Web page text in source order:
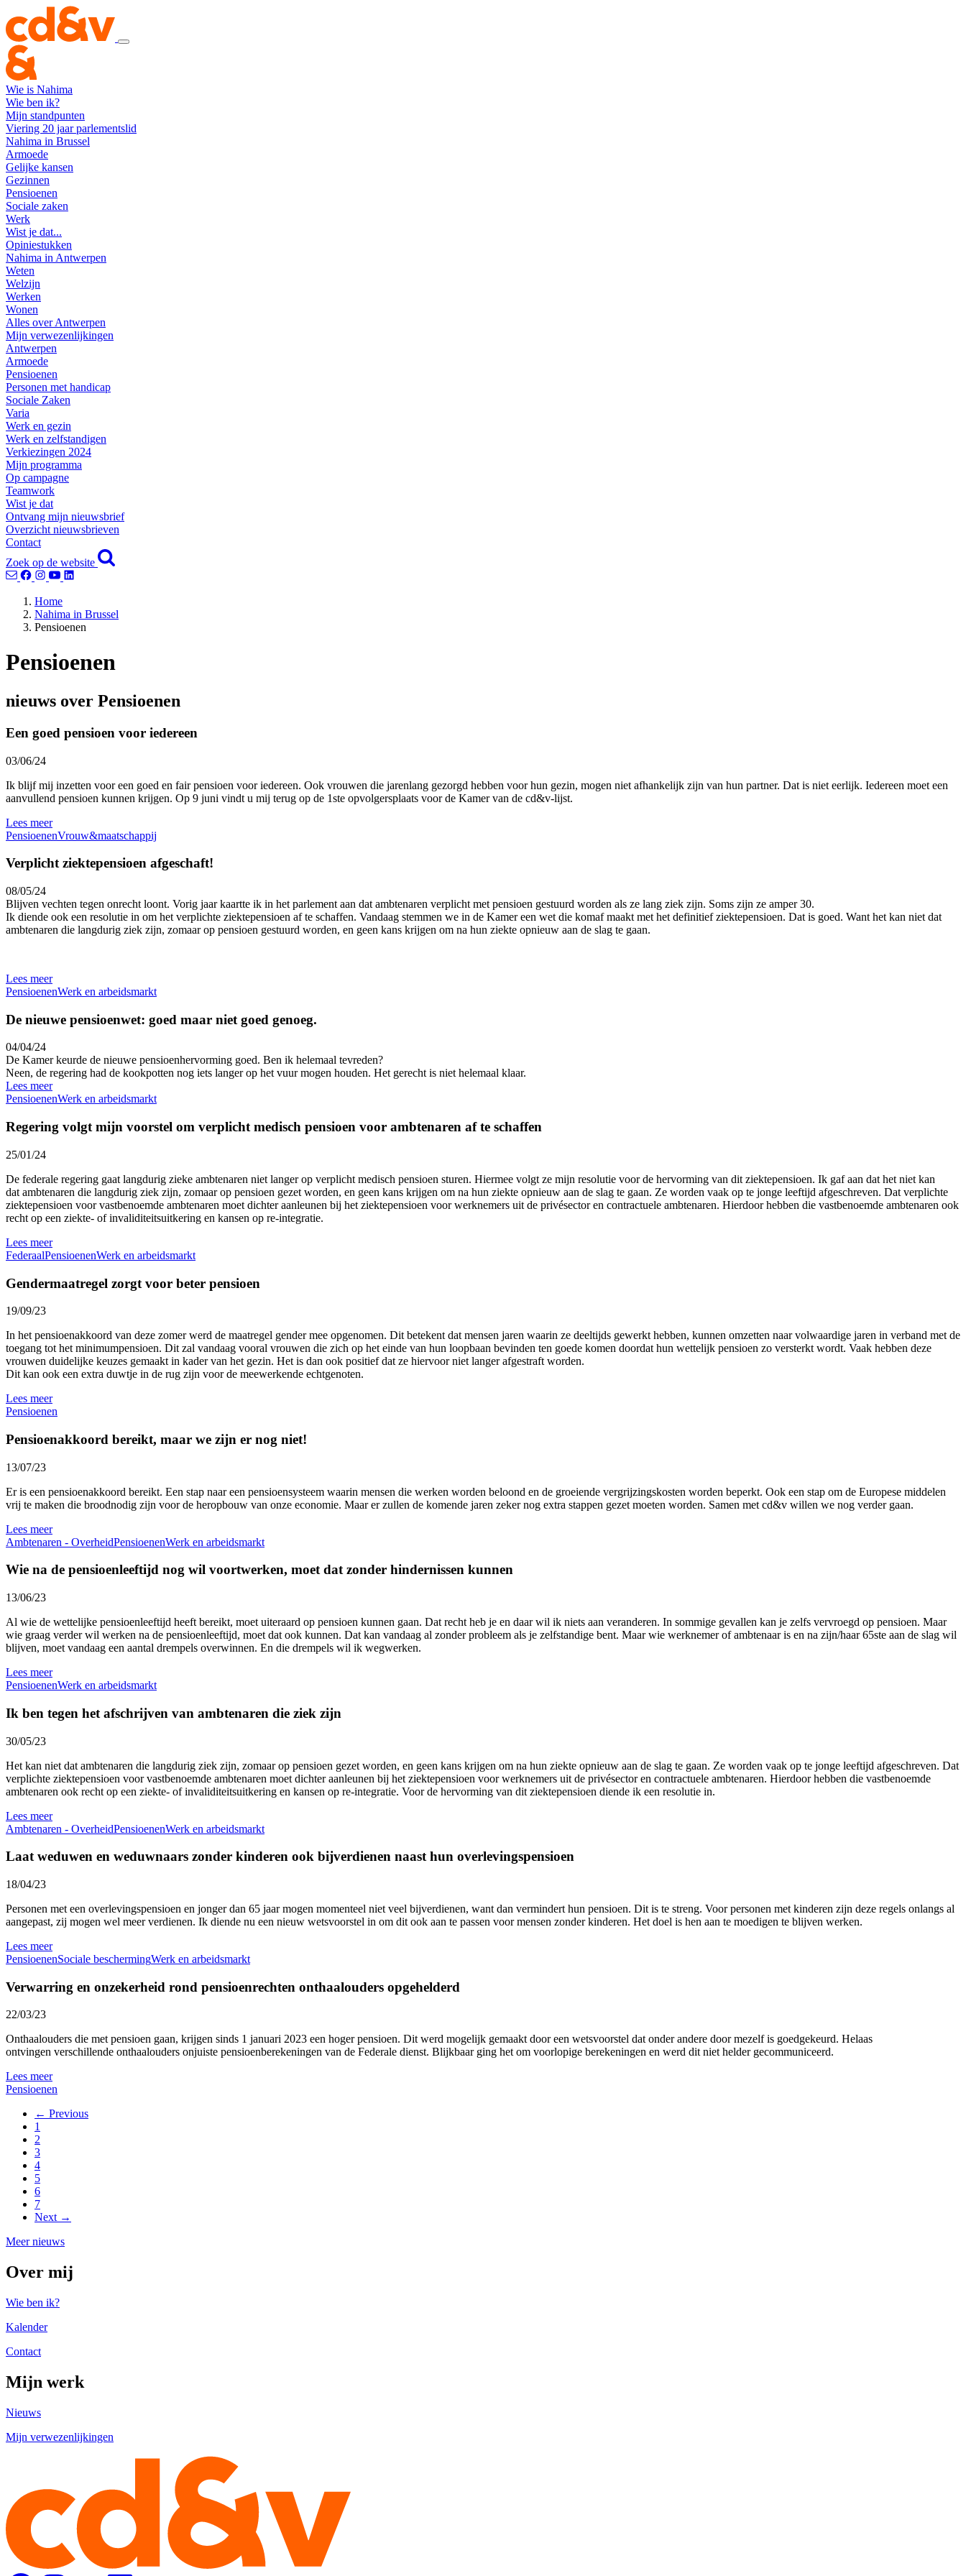
Wie is Nahima
Wie ben ik?
Mijn standpunten
Viering 20 jaar parlementslid
Nahima in Brussel
Armoede
Gelijke kansen
Gezinnen
Pensioenen
Sociale zaken
Werk
Wist je dat...
Opiniestukken
Nahima in Antwerpen
Weten
Welzijn
Werken
Wonen
Alles over Antwerpen
Mijn verwezenlijkingen
Antwerpen
Armoede
Pensioenen
Personen met handicap
Sociale Zaken
Varia
Werk en gezin
Werk en zelfstandigen
Verkiezingen 2024
Mijn programma
Op campagne
Teamwork
Wist je dat
Ontvang mijn nieuwsbrief
Overzicht nieuwsbrieven
Contact
Zoek op de website
Home
Nahima in Brussel
Pensioenen
Pensioenen
nieuws over Pensioenen
Een goed pensioen voor iedereen
03/06/24
Ik blijf mij inzetten voor een goed en fair pensioen voor iedereen. Ook vrouwen die jarenlang gezorgd hebben voor hun gezin, mogen niet afhankelijk zijn van hun partner. Dat is niet eerlijk. Iedereen moet een
aanvullend pensioen kunnen krijgen. Op 9 juni vindt u mij terug op de 1ste opvolgersplaats voor de Kamer van de cd&v-lijst.
Lees meer
PensioenenVrouw&maatschappij
Verplicht ziektepensioen afgeschaft!
08/05/24
Blijven vechten tegen onrecht loont. Vorig jaar kaartte ik in het parlement aan dat ambtenaren verplicht met pensioen gestuurd worden als ze lang ziek zijn. Soms zijn ze amper 30.
Ik diende ook een resolutie in om het verplichte ziektepensioen af te schaffen. Vandaag stemmen we in de Kamer een wet die komaf maakt met het definitief ziektepensioen. Dat is goed. Want het kan niet dat
ambtenaren die langdurig ziek zijn, zomaar op pensioen gestuurd worden, en geen kans krijgen om na hun ziekte opnieuw aan de slag te gaan.
Lees meer
PensioenenWerk en arbeidsmarkt
De nieuwe pensioenwet: goed maar niet goed genoeg.
04/04/24
De Kamer keurde de nieuwe pensioenhervorming goed. Ben ik helemaal tevreden?
Neen, de regering had de kookpotten nog iets langer op het vuur mogen houden. Het gerecht is niet helemaal klaar.
Lees meer
PensioenenWerk en arbeidsmarkt
Regering volgt mijn voorstel om verplicht medisch pensioen voor ambtenaren af te schaffen
25/01/24
De federale regering gaat langdurig zieke ambtenaren niet langer op verplicht medisch pensioen sturen. Hiermee volgt ze mijn resolutie voor de hervorming van dit ziektepensioen. Ik gaf aan dat het niet kan
dat ambtenaren die langdurig ziek zijn, zomaar op pensioen gezet worden, en geen kans krijgen om na hun ziekte opnieuw aan de slag te gaan. Ze worden vaak op te jonge leeftijd afgeschreven. Dat verplichte
ziektepensioen voor vastbenoemde ambtenaren moet dichter aanleunen bij het ziektepensioen voor werknemers uit de privésector en contractuele ambtenaren. Hierdoor hebben die vastbenoemde ambtenaren ook
recht op een ziekte- of invaliditeitsuitkering en kansen op re-integratie.
Lees meer
FederaalPensioenenWerk en arbeidsmarkt
Gendermaatregel zorgt voor beter pensioen
19/09/23
In het pensioenakkoord van deze zomer werd de maatregel gender mee opgenomen. Dit betekent dat mensen jaren waarin ze deeltijds gewerkt hebben, kunnen omzetten naar volwaardige jaren in verband met de
toegang tot het minimumpensioen. Dit zal vandaag vooral vrouwen die zich op het einde van hun loopbaan bevinden ten goede komen doordat hun wettelijk pensioen zo versterkt wordt. Vaak hebben deze
vrouwen duidelijke keuzes gemaakt in kader van het gezin. Het is dan ook positief dat ze hiervoor niet langer afgestraft worden.
Dit kan ook een extra duwtje in de rug zijn voor de meewerkende echtgenoten.
Lees meer
Pensioenen
Pensioenakkoord bereikt, maar we zijn er nog niet!
13/07/23
Er is een pensioenakkoord bereikt. Een stap naar een pensioensysteem waarin mensen die werken worden beloond en de groeiende vergrijzingskosten worden beperkt. Ook een stap om de Europese middelen
vrij te maken die broodnodig zijn voor de heropbouw van onze economie. Maar er zullen de komende jaren zeker nog extra stappen gezet moeten worden. Samen met cd&v willen we nog verder gaan.
Lees meer
Ambtenaren - OverheidPensioenenWerk en arbeidsmarkt
Wie na de pensioenleeftijd nog wil voortwerken, moet dat zonder hindernissen kunnen
13/06/23
Al wie de wettelijke pensioenleeftijd heeft bereikt, moet uiteraard op pensioen kunnen gaan. Dat recht heb je en daar wil ik niets aan veranderen. In sommige gevallen kan je zelfs vervroegd op pensioen. Maar
wie graag verder wil werken na de pensioenleeftijd, moet dat ook kunnen. Dat kan vandaag al zonder probleem als je zelfstandige bent. Maar wie werknemer of ambtenaar is en na zijn/haar 65ste aan de slag wil
blijven, moet vandaag een aantal drempels overwinnen. En die drempels wil ik wegwerken.
Lees meer
PensioenenWerk en arbeidsmarkt
Ik ben tegen het afschrijven van ambtenaren die ziek zijn
30/05/23
Het kan niet dat ambtenaren die langdurig ziek zijn, zomaar op pensioen gezet worden, en geen kans krijgen om na hun ziekte opnieuw aan de slag te gaan. Ze worden vaak op te jonge leeftijd afgeschreven. Dat
verplichte ziektepensioen voor vastbenoemde ambtenaren moet dichter aanleunen bij het ziektepensioen voor werknemers uit de privésector en contractuele ambtenaren. Hierdoor hebben die vastbenoemde
ambtenaren ook recht op een ziekte- of invaliditeitsuitkering en kansen op re-integratie. Voor de hervorming van dit ziektepensioen diende ik een resolutie in.
Lees meer
Ambtenaren - OverheidPensioenenWerk en arbeidsmarkt
Laat weduwen en weduwnaars zonder kinderen ook bijverdienen naast hun overlevingspensioen
18/04/23
Personen met een overlevingspensioen en jonger dan 65 jaar mogen momenteel niet veel bijverdienen, want dan vermindert hun pensioen. Dit is te streng. Voor personen met kinderen zijn deze regels onlangs al
aangepast, zij mogen wel meer verdienen. Ik diende nu een nieuw wetsvoorstel in om dit ook aan te passen voor mensen zonder kinderen. Het doel is hen aan te moedigen te blijven werken.
Lees meer
PensioenenSociale beschermingWerk en arbeidsmarkt
Verwarring en onzekerheid rond pensioenrechten onthaalouders opgehelderd
22/03/23
Onthaalouders die met pensioen gaan, krijgen sinds 1 januari 2023 een hoger pensioen. Dit werd mogelijk gemaakt door een wetsvoorstel dat onder andere door mezelf is goedgekeurd. Helaas
ontvingen verschillende onthaalouders onjuiste pensioenberekeningen van de Federale dienst. Blijkbaar ging het om voorlopige berekeningen en werd dit niet helder gecommuniceerd.
Lees meer
Pensioenen
← Previous
1
2
3
4
5
6
7
Next →
Meer nieuws
Over mij
Wie ben ik?
Kalender
Contact
Mijn werk
Nieuws
Mijn verwezenlijkingen